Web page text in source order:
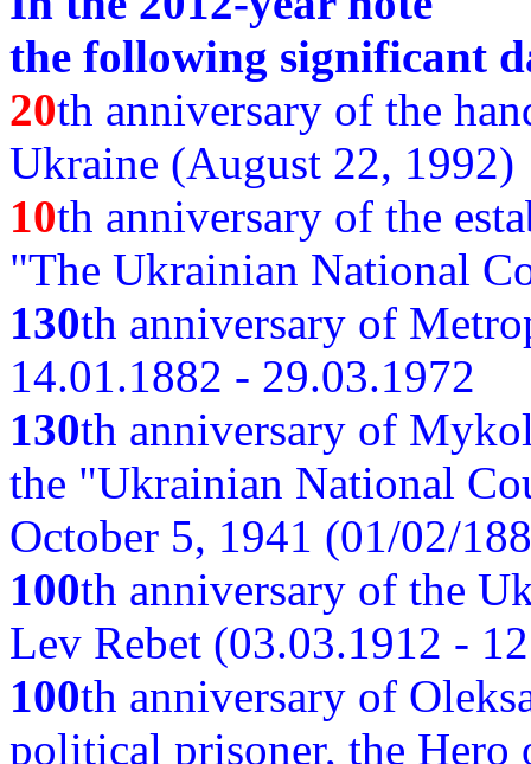
the following significant
20th anniversary of the
Ukraine (August 22, 1992)
10th anniversary of the
"The Ukrainian National
130th anniversary of
14.01.1882 - 29.03.1972
130th anniversary of
the "Ukrainian National
October 5, 1941 (01/02/
100th anniversary of the
Lev Rebet (03.03.1912 -
100th anniversary of
political prisoner, the